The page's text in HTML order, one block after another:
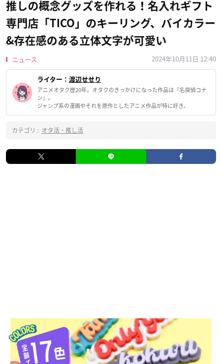
推しの概念グッズを作れる！名入れギフト
専門店「TICO」のキーリング、バイカラー
&存在感のある立体文字が可愛い
ニュース 2024年10月11日 12:40
ライター： 渡辺せせり
アニメオタク歴20年。オタクのきっかけになった作品は『名探偵コナ
ン』。
ジャンプ系の漫画やそれを原作としたアニメ作品が特に好き。
カテゴリ : オタ活・推し活